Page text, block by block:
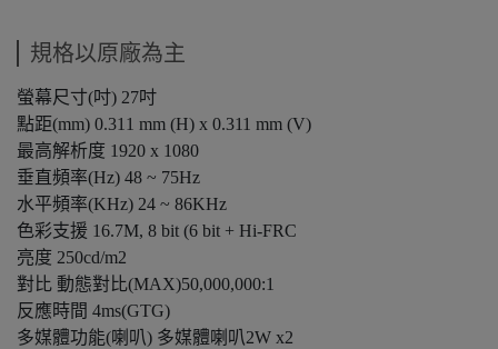
規格以原廠為主
螢幕尺寸(吋) 27吋
點距(mm) 0.311 mm (H) x 0.311 mm (V)
最高解析度 1920 x 1080
垂直頻率(Hz) 48 ~ 75Hz
水平頻率(KHz) 24 ~ 86KHz
色彩支援 16.7M, 8 bit (6 bit + Hi-FRC
亮度 250cd/m2
對比 動態對比(MAX)50,000,000:1
反應時間 4ms(GTG)
多媒體功能(喇叭) 多媒體喇叭2W x2